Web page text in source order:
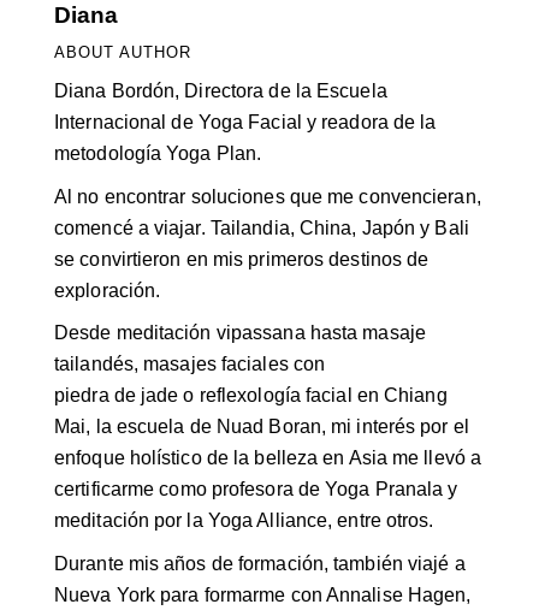
Diana
ABOUT AUTHOR
Diana Bordón, Directora de la Escuela
Internacional de Yoga Facial y readora de la
metodología Yoga Plan.
Al no encontrar soluciones que me convencieran,
comencé a viajar. Tailandia, China, Japón y Bali
se convirtieron en mis primeros destinos de
exploración.
Desde meditación vipassana hasta masaje
tailandés, masajes faciales con
piedra de jade o reflexología facial en Chiang
Mai, la escuela de Nuad Boran, mi interés por el
enfoque holístico de la belleza en Asia me llevó a
certificarme como profesora de Yoga Pranala y
meditación por la Yoga Alliance, entre otros.
Durante mis años de formación, también viajé a
Nueva York para formarme con Annalise Hagen,